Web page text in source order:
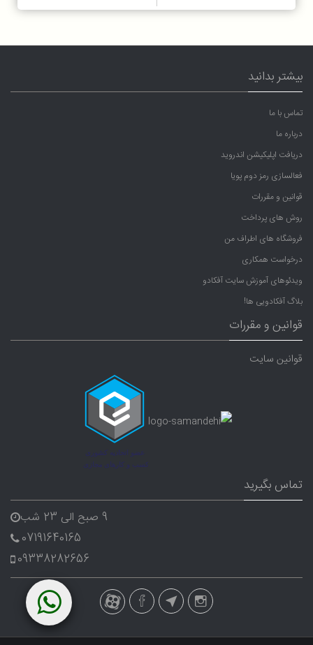
بیشتر بدانید
تماس با ما
درباره ما
دریافت اپلیکیشن اندروید
فعالسازی رمز دوم پویا
قوانین و مقررات
روش های پرداخت
فروشگاه های اطراف من
درخواست همکاری
ویدئوهای آموزش سایت آفکادو
بلاگ آفکادویی ها!
قوانین و مقررات
قوانین سایت
تماس بگیرید
9 صبح الی 23 شب
07191640165
09338282656